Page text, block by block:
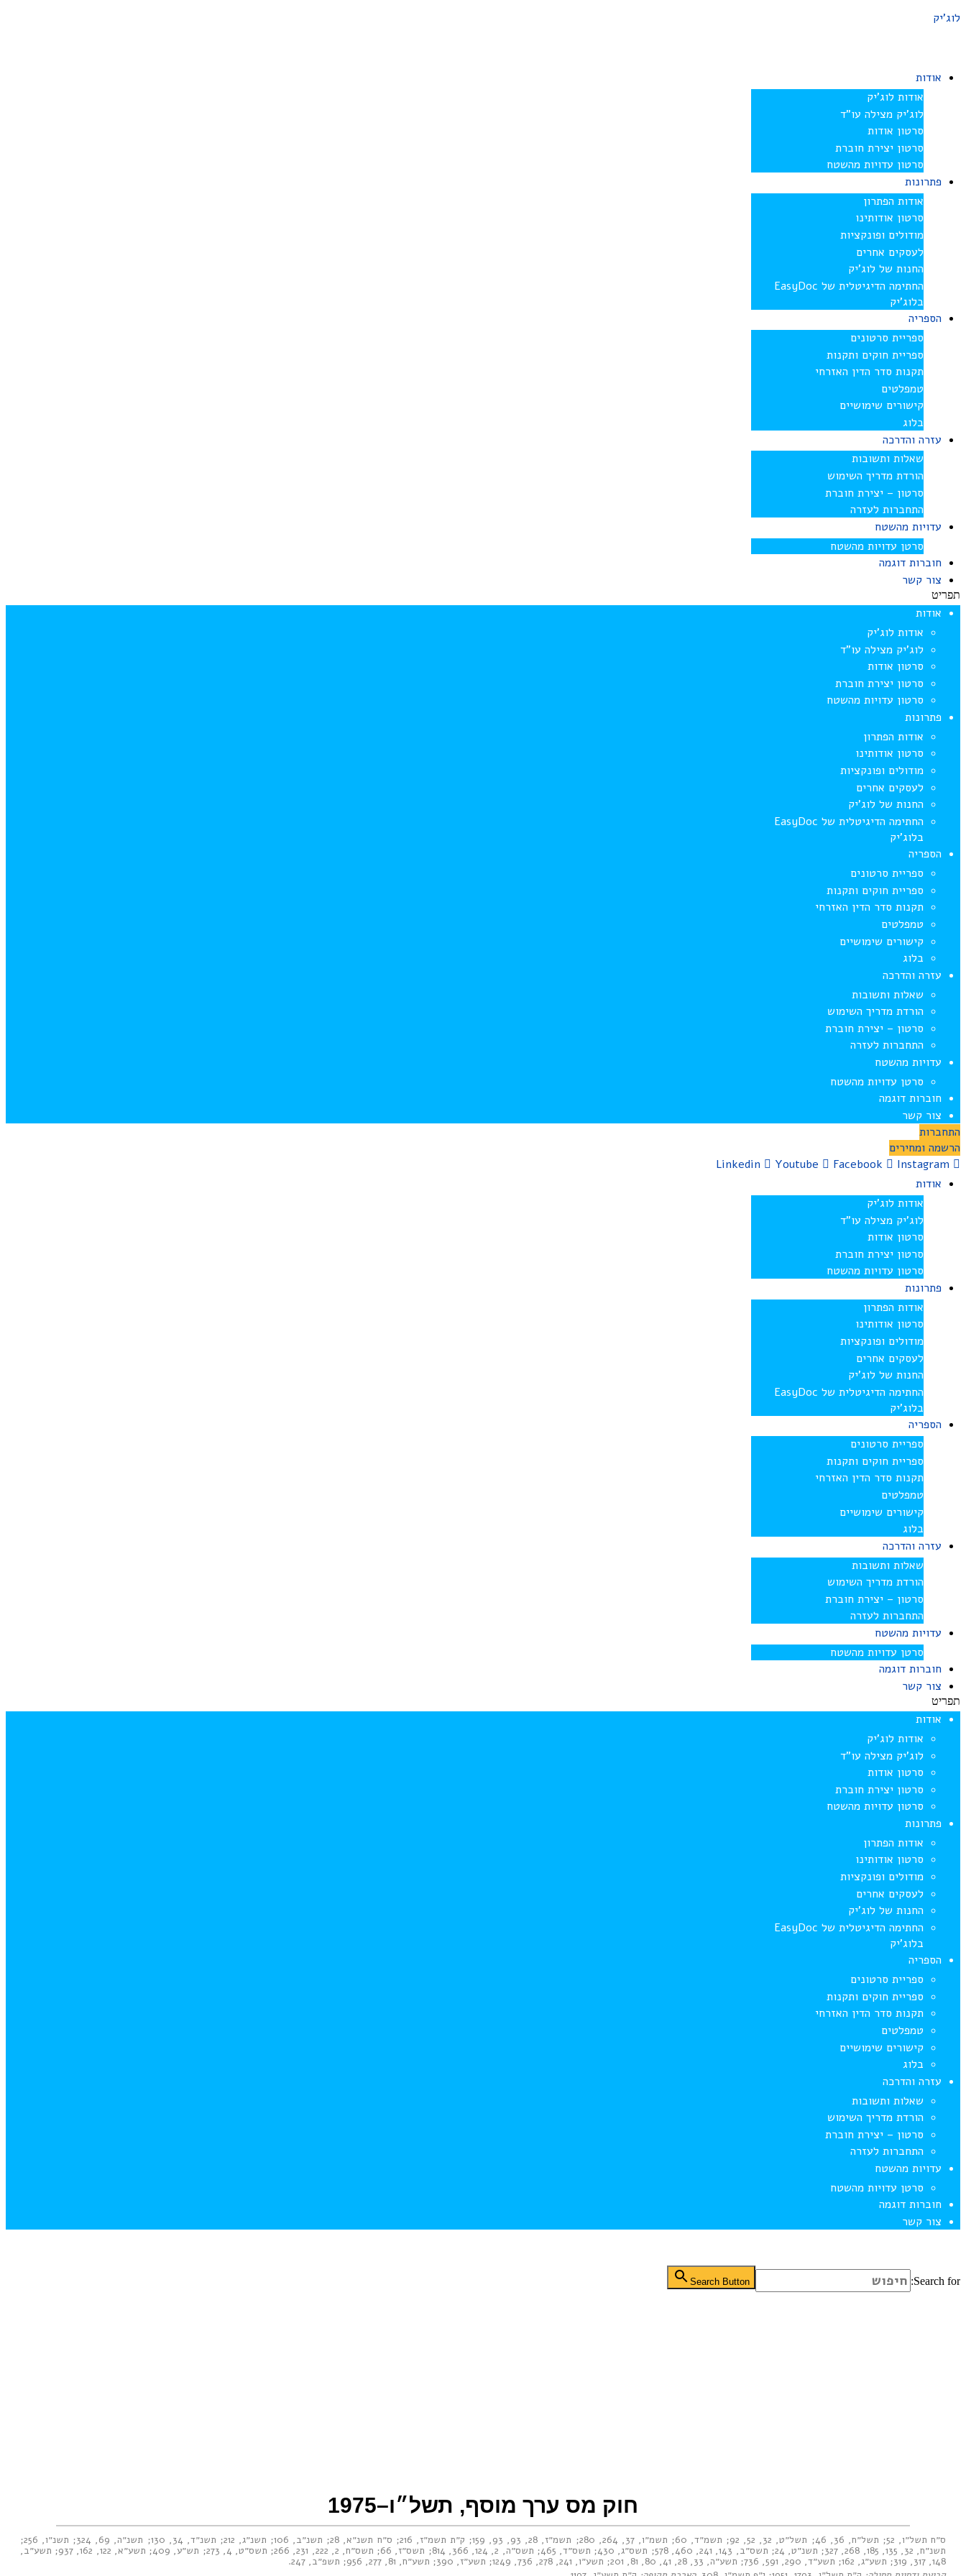
לוג'יק
אודות
אודות לוג’יק
לוג’יק מצילה עו”ד
סרטון אודות
סרטון יצירת חוברת
סרטון עדויות מהשטח
פתרונות
אודות הפתרון
סרטון אודותינו
מודולים ופונקציות
לעסקים אחרים
החנות של לוג’יק
החתימה הדיגיטלית של EasyDoc
בלוג’יק
הספריה
ספריית סרטונים
ספריית חוקים ותקנות
תקנות סדר הדין האזרחי
טמפלטים
קישורים שימושיים
בלוג
עזרה והדרכה
שאלות ותשובות
הורדת מדריך השימוש
סרטון – יצירת חוברת
התחברות לעזרה
עדויות מהשטח
סרטן עדויות מהשטח
חוברות דוגמה
צור קשר
תפריט
אודות
אודות לוג’יק
לוג’יק מצילה עו”ד
סרטון אודות
סרטון יצירת חוברת
סרטון עדויות מהשטח
פתרונות
אודות הפתרון
סרטון אודותינו
מודולים ופונקציות
לעסקים אחרים
החנות של לוג’יק
החתימה הדיגיטלית של EasyDoc
בלוג’יק
הספריה
ספריית סרטונים
ספריית חוקים ותקנות
תקנות סדר הדין האזרחי
טמפלטים
קישורים שימושיים
בלוג
עזרה והדרכה
שאלות ותשובות
הורדת מדריך השימוש
סרטון – יצירת חוברת
התחברות לעזרה
עדויות מהשטח
סרטן עדויות מהשטח
חוברות דוגמה
צור קשר
התחברות
הרשמה ומחירים
Linkedin
Youtube Facebook
Instagram
אודות
אודות לוג’יק
לוג’יק מצילה עו”ד
סרטון אודות
סרטון יצירת חוברת
סרטון עדויות מהשטח
פתרונות
אודות הפתרון
סרטון אודותינו
מודולים ופונקציות
לעסקים אחרים
החנות של לוג’יק
החתימה הדיגיטלית של EasyDoc
בלוג’יק
הספריה
ספריית סרטונים
ספריית חוקים ותקנות
תקנות סדר הדין האזרחי
טמפלטים
קישורים שימושיים
בלוג
עזרה והדרכה
שאלות ותשובות
הורדת מדריך השימוש
סרטון – יצירת חוברת
התחברות לעזרה
עדויות מהשטח
סרטן עדויות מהשטח
חוברות דוגמה
צור קשר
תפריט
אודות
אודות לוג’יק
לוג’יק מצילה עו”ד
סרטון אודות
סרטון יצירת חוברת
סרטון עדויות מהשטח
פתרונות
אודות הפתרון
סרטון אודותינו
מודולים ופונקציות
לעסקים אחרים
החנות של לוג’יק
החתימה הדיגיטלית של EasyDoc
בלוג’יק
הספריה
ספריית סרטונים
ספריית חוקים ותקנות
תקנות סדר הדין האזרחי
טמפלטים
קישורים שימושיים
בלוג
עזרה והדרכה
שאלות ותשובות
הורדת מדריך השימוש
סרטון – יצירת חוברת
התחברות לעזרה
עדויות מהשטח
סרטן עדויות מהשטח
חוברות דוגמה
צור קשר
Search for:
Search Button
חוק מס ערך מוסף, תשל״ו–1975
ס״ח תשל״ו, 52 ; תשל״ח, 36 ,
46
; תשל״ט, 32 ,
52
,
92
; תשמ״ד, 60 ; תשמ״ו, 37 ,
264
,
280
; תשמ״ז, 28 ,
93, 93
,
159
; ק״ת תשמ״ז, 216 ; ס״ח תשנ״א, 28 ; תשנ״ב, 106 ; תשנ״ג, 212 ; תשנ״ד, 34 ,
130
; תשנ״ה, 69 ,
324
; תשנ״ו, 256
;
תשנ״ח, 32
,
135
,
185
,
268
,
327
; תשנ״ט, 24 ; תשס״ב, 143 ,
241
,
460
,
578
; תשס״ג, 430 ; תשס״ד, 465 ; תשס״ה, 2 ,
124
,
366
,
814
; תשס״ז, 66 ; תשס״ח, 2 ,
222
,
231
,
266
; תשס״ט, 4 ,
273
; תש״ע, 409 ; תשע״א, 122 ,
162
,
937
; תשע״ב,
148
,
317, 319
; תשע״ג, 162 ; תשע״ד, 290 ,
591
,
736
; תשע״ה, 33 ,
28
,
41
,
80
,
81
,
201
; תשע״ו, 241 ,
278
,
736
,
1249
; תשע״ז, 390 ; תשע״ח, 81 ,
277
,
956
; תשפ״ב, 247
.